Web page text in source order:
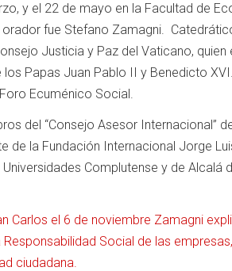
y el 22 de mayo en la Facultad de
orador fue Stefano Zamagni.
Justicia y Paz del Vaticano, quien
Papas Juan Pablo II y Benedicto
Ecuménico Social.
del “Consejo Asesor Internacional”
de la Fundación Internacional Jorge
Complutense y de Alcalá
Carlos el 6 de noviembre Zamagni
Social de las
ciudadana.